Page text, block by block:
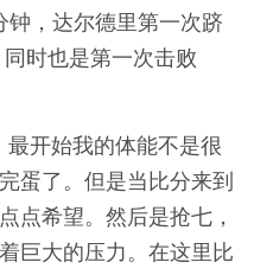
钟，达尔德里第一次跻
时也是第一次击败
最开始我的体能不是很
蛋了。但是当比分来到
点希望。然后是抢七，
巨大的压力。在这里比